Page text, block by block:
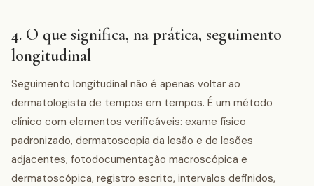
4. O que significa, na prática, seguimento
longitudinal
Seguimento longitudinal não é apenas voltar ao
dermatologista de tempos em tempos. É um método
clínico com elementos verificáveis: exame físico
padronizado, dermatoscopia da lesão e de lesões
adjacentes, fotodocumentação macroscópica e
dermatoscópica, registro escrito, intervalos definidos,